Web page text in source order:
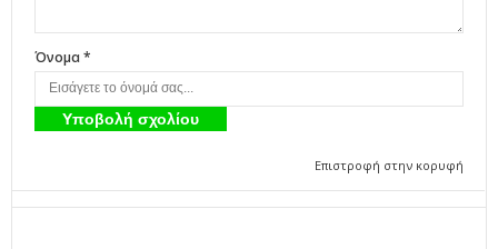
Όνομα *
Επιστροφή στην κορυφή